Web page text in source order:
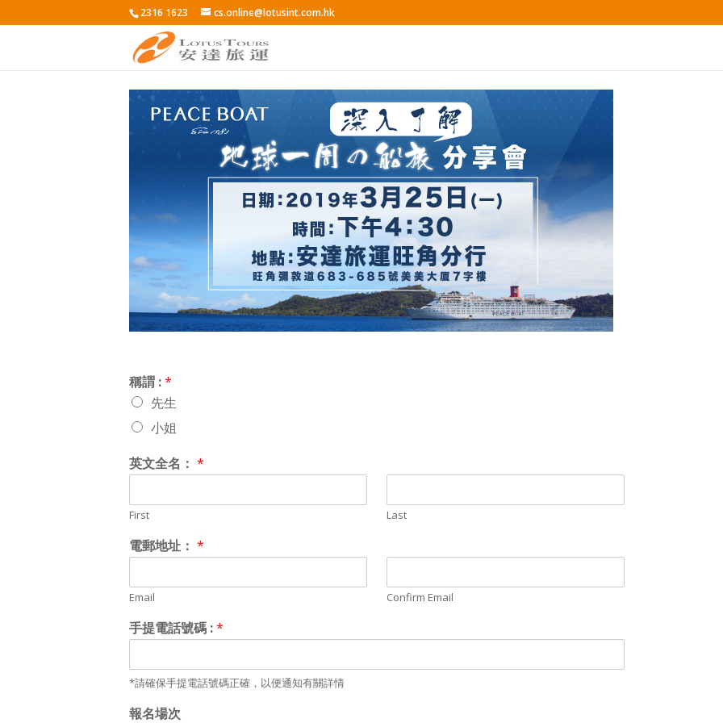
2316 1623 cs.online@lotusint.com.hk
稱謂 :*
先生
小姐
英文全名： *
First Last
電郵地址： *
Email Confirm Email
手提電話號碼 :*
*請確保手提電話號碼正確，以便通知有關詳情
報名場次